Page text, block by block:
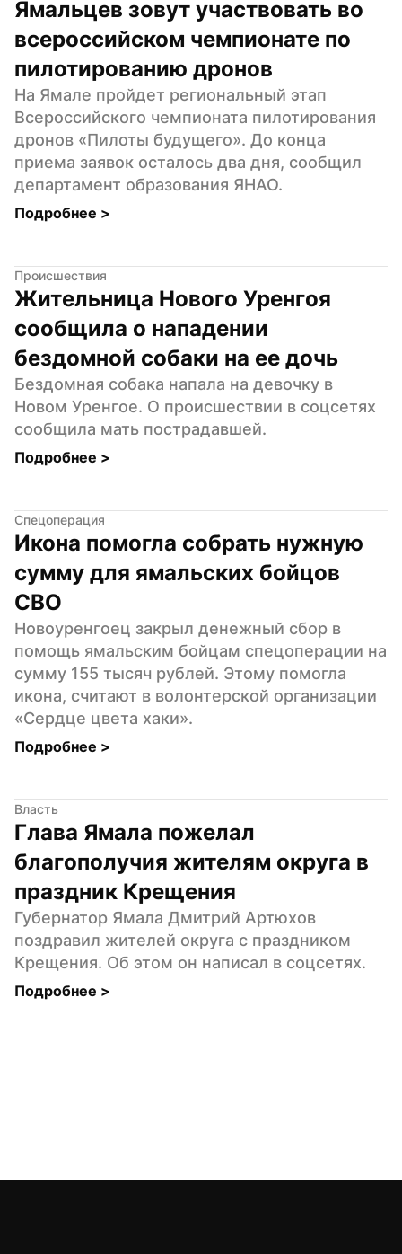
Ямальцев зовут участвовать во
всероссийском чемпионате по
пилотированию дронов
На Ямале пройдет региональный этап
Всероссийского чемпионата пилотирования
дронов «Пилоты будущего». До конца
приема заявок осталось два дня, сообщил
департамент образования ЯНАО.
Подробнее >
Происшествия
Жительница Нового Уренгоя
сообщила о нападении
бездомной собаки на ее дочь
Бездомная собака напала на девочку в
Новом Уренгое. О происшествии в соцсетях
сообщила мать пострадавшей.
Подробнее >
Спецоперация
Икона помогла собрать нужную
сумму для ямальских бойцов
СВО
Новоуренгоец закрыл денежный сбор в
помощь ямальским бойцам спецоперации на
сумму 155 тысяч рублей. Этому помогла
икона, считают в волонтерской организации
«Сердце цвета хаки».
Подробнее >
Власть
Глава Ямала пожелал
благополучия жителям округа в
праздник Крещения
Губернатор Ямала Дмитрий Артюхов
поздравил жителей округа с праздником
Крещения. Об этом он написал в соцсетях.
Подробнее >